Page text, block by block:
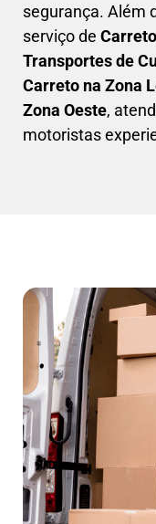
segurança. Além
serviço de
Transportes de
Carreto na Zona
Zona Oeste,
motoristas